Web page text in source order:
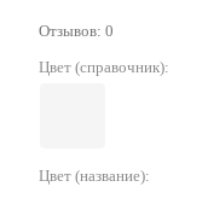
Отзывов: 0
Цвет (справочник):
Цвет (название):